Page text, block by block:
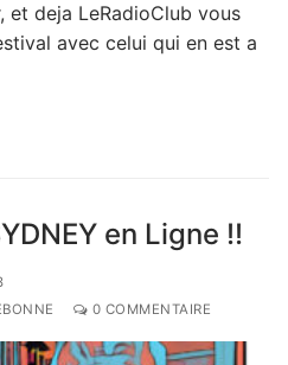
et deja LeRadioClub vous
avec celui qui en est a
en Ligne !!
0 COMMENTAIRE